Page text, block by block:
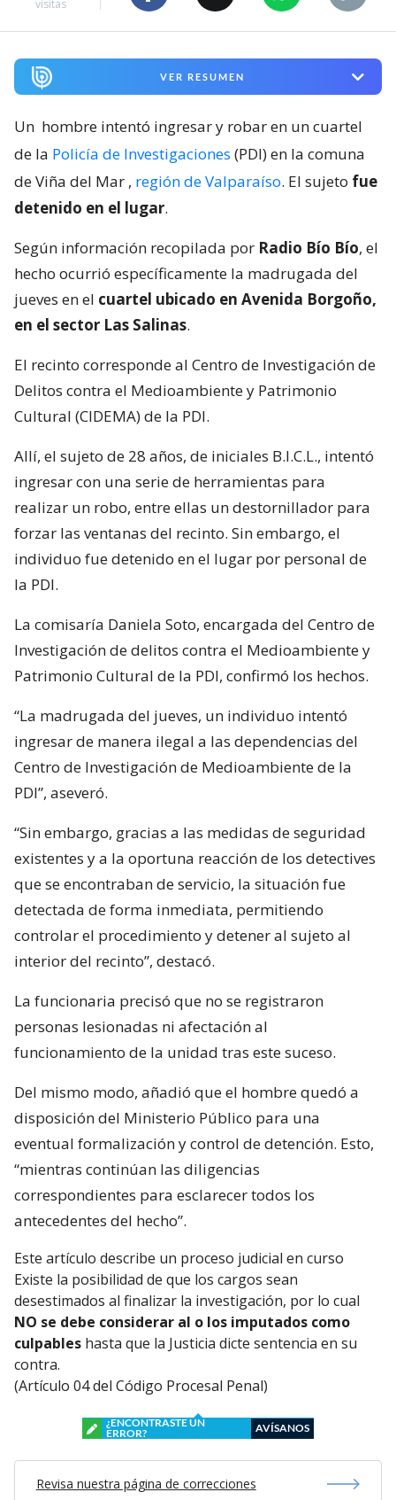
visitas
VER RESUMEN
Un hombre intentó ingresar y robar en un cuartel
de la Policía de Investigaciones (PDI) en la comuna
de Viña del Mar , región de Valparaíso. El sujeto fue
detenido en el lugar.
Según información recopilada por Radio Bío Bío, el
hecho ocurrió específicamente la madrugada del
jueves en el cuartel ubicado en Avenida Borgoño,
en el sector Las Salinas.
El recinto corresponde al Centro de Investigación de
Delitos contra el Medioambiente y Patrimonio
Cultural (CIDEMA) de la PDI.
Allí, el sujeto de 28 años, de iniciales B.I.C.L., intentó
ingresar con una serie de herramientas para
realizar un robo, entre ellas un destornillador para
forzar las ventanas del recinto. Sin embargo, el
individuo fue detenido en el lugar por personal de
la PDI.
La comisaría Daniela Soto, encargada del Centro de
Investigación de delitos contra el Medioambiente y
Patrimonio Cultural de la PDI, confirmó los hechos.
“La madrugada del jueves, un individuo intentó
ingresar de manera ilegal a las dependencias del
Centro de Investigación de Medioambiente de la
PDI”, aseveró.
“Sin embargo, gracias a las medidas de seguridad
existentes y a la oportuna reacción de los detectives
que se encontraban de servicio, la situación fue
detectada de forma inmediata, permitiendo
controlar el procedimiento y detener al sujeto al
interior del recinto”, destacó.
La funcionaria precisó que no se registraron
personas lesionadas ni afectación al
funcionamiento de la unidad tras este suceso.
Del mismo modo, añadió que el hombre quedó a
disposición del Ministerio Público para una
eventual formalización y control de detención. Esto,
“mientras continúan las diligencias
correspondientes para esclarecer todos los
antecedentes del hecho”.
Este artículo describe un proceso judicial en curso
Existe la posibilidad de que los cargos sean
desestimados al finalizar la investigación, por lo cual
NO se debe considerar al o los imputados como
culpables hasta que la Justicia dicte sentencia en su
contra.
(Artículo 04 del Código Procesal Penal)
¿ENCONTRASTE UN
ERROR?
AVÍSANOS
Revisa nuestra página de correcciones